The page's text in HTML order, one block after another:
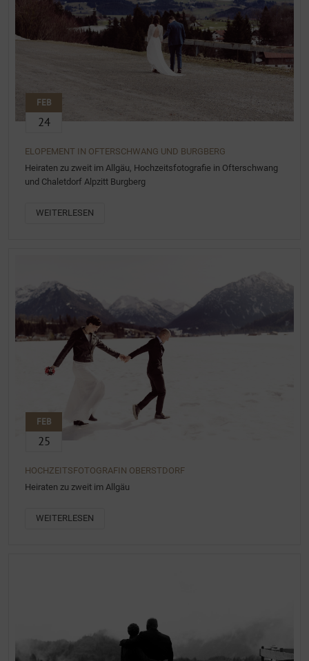
FEB
24
ELOPEMENT IN OFTERSCHWANG UND BURGBERG
Heiraten zu zweit im Allgäu, Hochzeitsfotografie in Ofterschwang
und Chaletdorf Alpzitt Burgberg
WEITERLESEN
FEB
25
HOCHZEITSFOTOGRAFIN OBERSTDORF
Heiraten zu zweit im Allgäu
WEITERLESEN